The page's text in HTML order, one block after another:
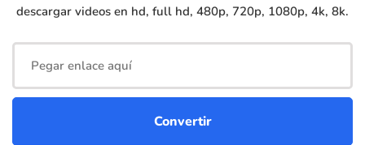
descargar videos en hd, full hd, 480p, 720p, 1080p, 4k, 8k.